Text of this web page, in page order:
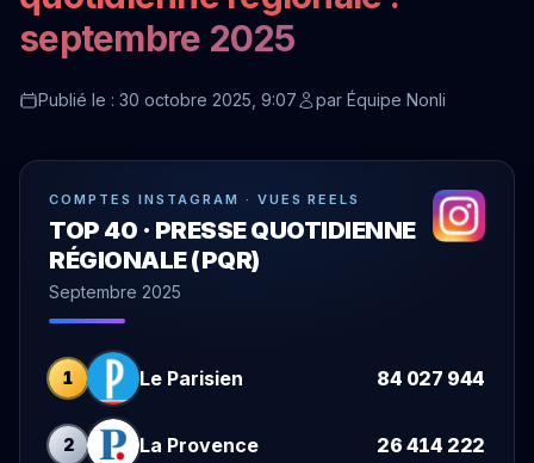
septembre 2025
Publié le : 30 octobre 2025, 9:07 par Équipe Nonli
COMPTES INSTAGRAM · VUES REELS
TOP 40 · PRESSE QUOTIDIENNE
RÉGIONALE (PQR)
Septembre 2025
1 Le Parisien 84 027 944
2 La Provence 26 414 222